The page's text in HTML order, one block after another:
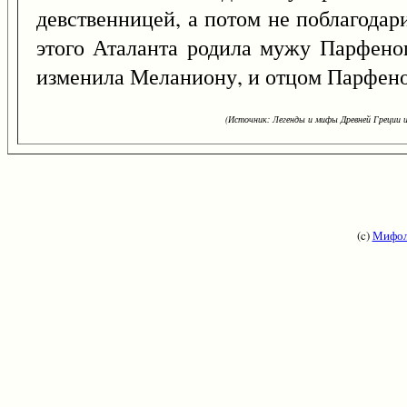
девственницей, а потом не
этого Аталанта родила мужу
изменила Меланиону, и отцом
(Источник: Легенды и мифы Древней
(c)